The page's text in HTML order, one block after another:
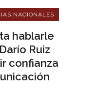
NACIONALES
hablarle
Ruiz
confianza